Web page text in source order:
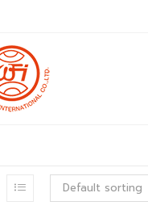
Default sorting